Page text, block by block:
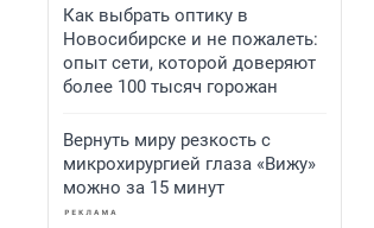
Как выбрать оптику в
Новосибирске и не пожалеть:
опыт сети, которой доверяют
более 100 тысяч горожан
Вернуть миру резкость с
микрохирургией глаза «Вижу»
можно за 15 минут